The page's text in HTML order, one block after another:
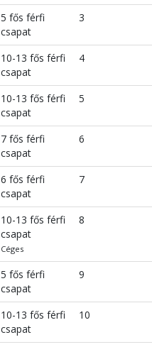
5 fős férfi
csapat
3
10-13 fős férfi
csapat
4
10-13 fős férfi
csapat
5
7 fős férfi
csapat
6
6 fős férfi
csapat
7
10-13 fős férfi
csapat
Céges
8
5 fős férfi
csapat
9
10-13 fős férfi
csapat
10